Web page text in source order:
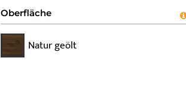
Oberfläche
Natur geölt